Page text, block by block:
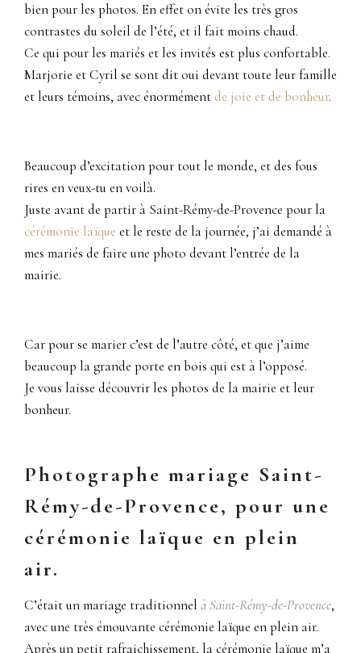
bien pour les photos. En effet on évite les très gros
contrastes du soleil de l’été, et il fait moins chaud.
Ce qui pour les mariés et les invités est plus confortable.
Marjorie et Cyril se sont dit oui devant toute leur famille
et leurs témoins, avec énormément de joie et de bonheur.
Beaucoup d’excitation pour tout le monde, et des fous
rires en veux-tu en voilà.
Juste avant de partir à Saint-Rémy-de-Provence pour la
cérémonie laïque et le reste de la journée, j’ai demandé à
mes mariés de faire une photo devant l’entrée de la
mairie.
Car pour se marier c’est de l’autre côté, et que j’aime
beaucoup la grande porte en bois qui est à l’opposé.
Je vous laisse découvrir les photos de la mairie et leur
bonheur.
Photographe mariage Saint-
Rémy-de-Provence, pour une
cérémonie laïque en plein
air.
C’était un mariage traditionnel à Saint-Rémy-de-Provence,
avec une très émouvante cérémonie laïque en plein air.
Après un petit rafraichissement, la cérémonie laïque m’a